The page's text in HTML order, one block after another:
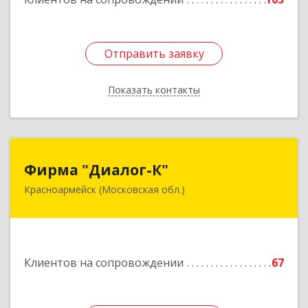
Отправить заявку
Показать контакты
Отправить заявку
Назад
Фирма "Диалог-К"
Красноармейск (Московская обл.)
Клиентов на сопровождении 67
141292, Московская обл, Красноармейск г,